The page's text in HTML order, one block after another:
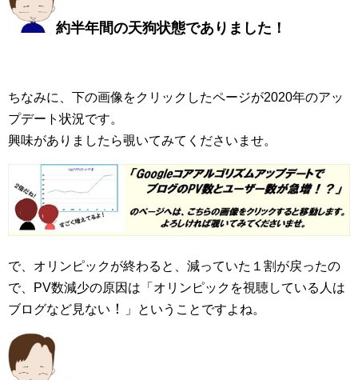
約半年間の天狗状態でありました ！
ちなみに、下の画像をクリックしたページが2020年のアッ
プデート状況です。
興味がありましたら覗いてみてくださいませ。
で、オリンピックが終わると、減っていた１割が戻ったの
で、PV数減少の原因は「オリンピックを視聴している人は
ブログなど見ない ！ 」ということですよね。